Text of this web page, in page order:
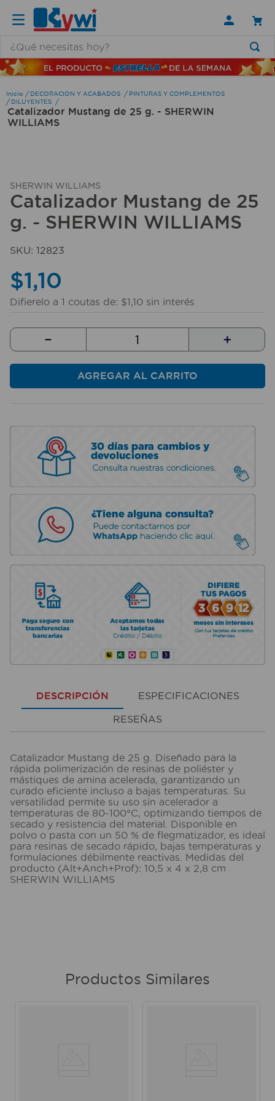
DECORACION Y ACABADOS
PINTURAS Y COMPLEMENTOS
DILUYENTES
Catalizador Mustang de 25 g. - SHERWIN
WILLIAMS
SHERWIN WILLIAMS
Catalizador Mustang de 25
g. - SHERWIN WILLIAMS
SKU: 12823
$1,10
Difierelo a 1 coutas de: $1,10 sin interés
＋
－
AGREGAR AL CARRITO
DESCRIPCIÓN ESPECIFICACIONES
RESEÑAS
Catalizador Mustang de 25 g. Diseñado para la
rápida polimerización de resinas de poliéster y
mástiques de amina acelerada, garantizando un
curado eficiente incluso a bajas temperaturas. Su
versatilidad permite su uso sin acelerador a
temperaturas de 80-100°C, optimizando tiempos de
secado y resistencia del material. Disponible en
polvo o pasta con un 50 % de flegmatizador, es ideal
para resinas de secado rápido, bajas temperaturas y
formulaciones débilmente reactivas. Medidas del
producto (Alt+Anch+Prof): 10,5 x 4 x 2,8 cm
SHERWIN WILLIAMS
Productos Similares
TÉRMINOS MÁS BUSCADOS
1 .
lamparas
2.
ducha
6.
escritorio
7.
aspiradora
10. fregadero